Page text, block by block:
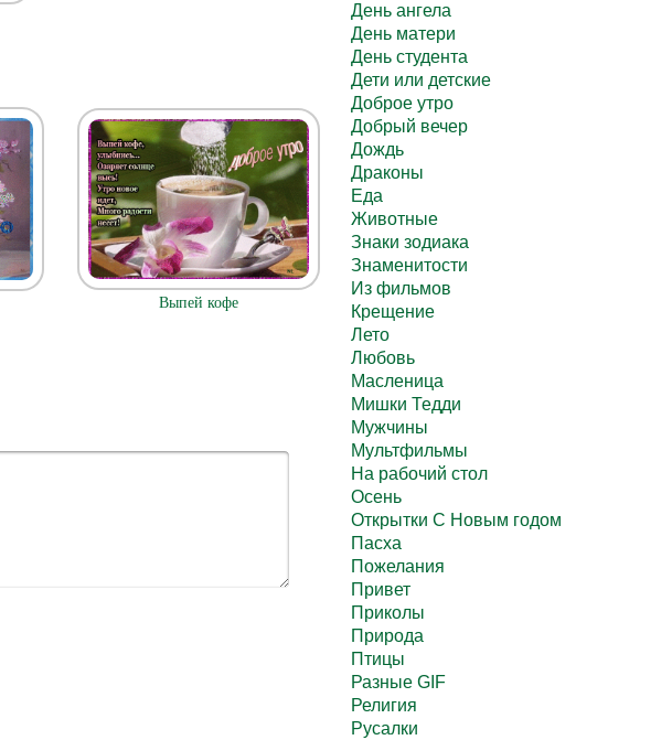
Выпей кофе
День ангела
День матери
День студента
Дети или детские
Доброе утро
Добрый вечер
Дождь
Драконы
Еда
Животные
Знаки зодиака
Знаменитости
Из фильмов
Крещение
Лето
Любовь
Масленица
Мишки Тедди
Мужчины
Мультфильмы
На рабочий стол
Осень
Открытки С Новым годом
Пасха
Пожелания
Привет
Приколы
Природа
Птицы
Разные GIF
Религия
Русалки